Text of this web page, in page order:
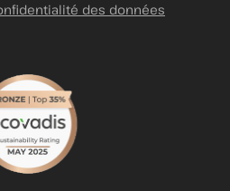
des données